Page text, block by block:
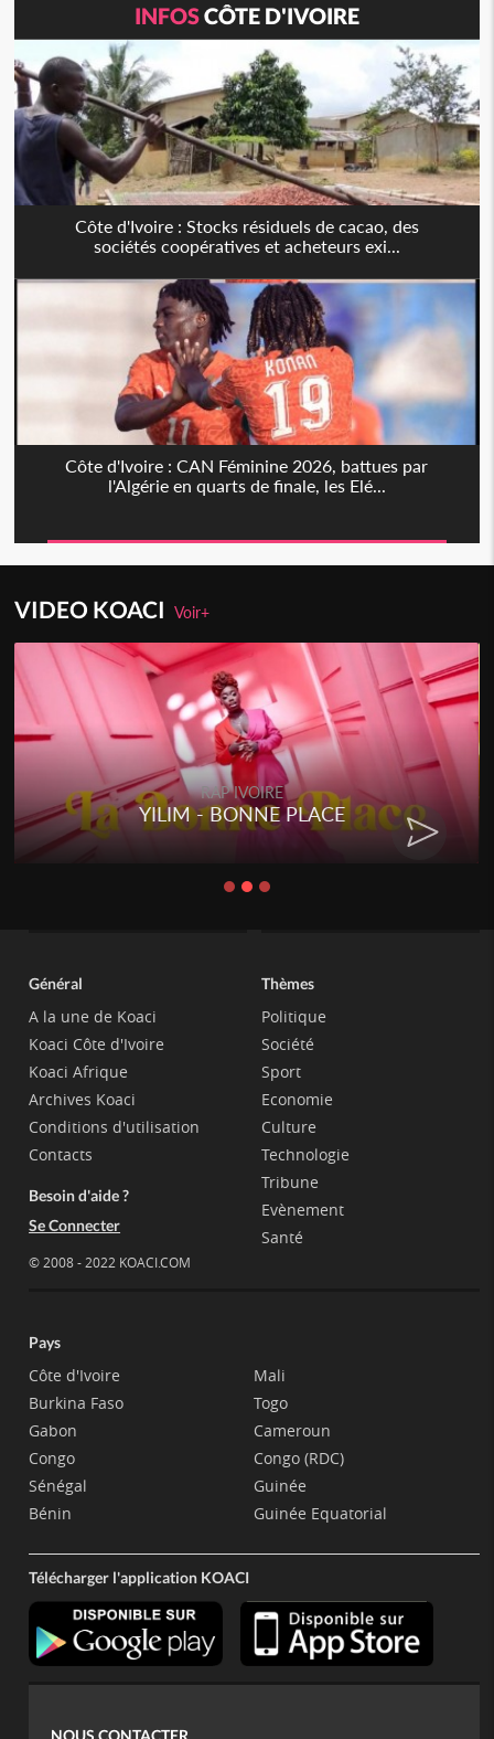
INFOSCÔTE D'IVOIRE
Côte d'Ivoire : Stocks résiduels de cacao, des
sociétés coopératives et acheteurs exi...
Côte d'Ivoire : CAN Féminine 2026, battues par
l'Algérie en quarts de finale, les Elé...
VIDEO KOACIVoir+
RAP IVOIRE
RENARD BARAKISSA - DOS DE
CHAT
Général
A la une de Koaci
Koaci Côte d'Ivoire
Koaci Afrique
Archives Koaci
Conditions d'utilisation
Contacts
Besoin d'aide ?
Se Connecter
© 2008 - 2022 KOACI.COM
Thèmes
Politique
Société
Sport
Economie
Culture
Technologie
Tribune
Evènement
Santé
Pays
Côte d'Ivoire
Burkina Faso
Gabon
Congo
Sénégal
Bénin
Mali
Togo
Cameroun
Congo (RDC)
Guinée
Guinée Equatorial
Télécharger l'application KOACI